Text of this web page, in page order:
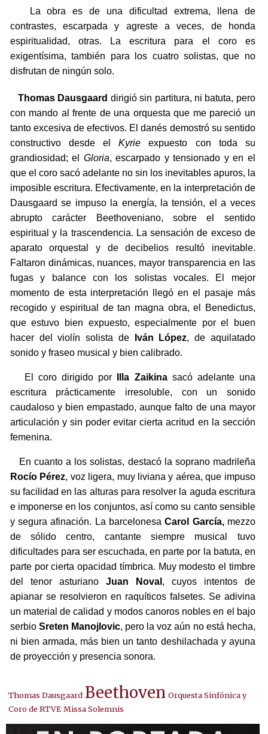
La obra es de una dificultad extrema, llena de
contrastes, escarpada y agreste a veces, de honda
espiritualidad, otras. La escritura para el coro es
exigentísima, también para los cuatro solistas, que no
disfrutan de ningún solo.
Thomas Dausgaard dirigió sin partitura, ni batuta, pero
con mando al frente de una orquesta que me pareció un
tanto excesiva de efectivos. El danés demostró su sentido
constructivo desde elKyrie expuesto con toda su
grandiosidad; el Gloria, escarpado y tensionado y en el
que el coro sacó adelante no sin los inevitables apuros, la
imposible escritura. Efectivamente, en la interpretación de
Dausgaard se impuso la energía, la tensión, el a veces
abrupto carácter Beethoveniano, sobre el sentido
espiritual y la trascendencia. La sensación de exceso de
aparato orquestal y de decibelios resultó inevitable.
Faltaron dinámicas, nuances, mayor transparencia en las
fugas y balance con los solistas vocales. El mejor
momento de esta interpretación llegó en el pasaje más
recogido y espiritual de tan magna obra, el Benedictus,
que estuvo bien expuesto, especialmente por el buen
hacer del violín solista de
Iván López, de aquilatado
sonido y fraseo musical y bien calibrado.
El coro dirigido por Illa Zaikinasacó adelante una
escritura prácticamente irresoluble, con un sonido
caudaloso y bien empastado, aunque falto de una mayor
articulación y sin poder evitar cierta acritud en la sección
femenina.
En cuanto a los solistas, destacó la soprano madrileña
Rocío Pérez, voz ligera, muy liviana y aérea, que impuso
su facilidad en las alturas para resolver la aguda escritura
e imponerse en los conjuntos, así como su canto sensible
y segura afinación. La barcelonesaCarol García,mezzo
de sólido centro, cantante siempre musical tuvo
dificultades para ser escuchada, en parte por la batuta, en
parte por cierta opacidad tímbrica. Muy modesto el timbre
del tenor asturiano Juan Noval , cuyos intentos de
apianar se resolvieron en raquíticos falsetes. Se adivina
un material de calidad y modos canoros nobles en el bajo
serbio Sreten Manojlovic, pero la voz aún no está hecha,
ni bien armada, más bien un tanto deshilachada y ayuna
de proyección y presencia sonora.
Thomas Dausgaard Beethoven Orquesta Sinfónica y
Coro de RTVE Missa Solemnis